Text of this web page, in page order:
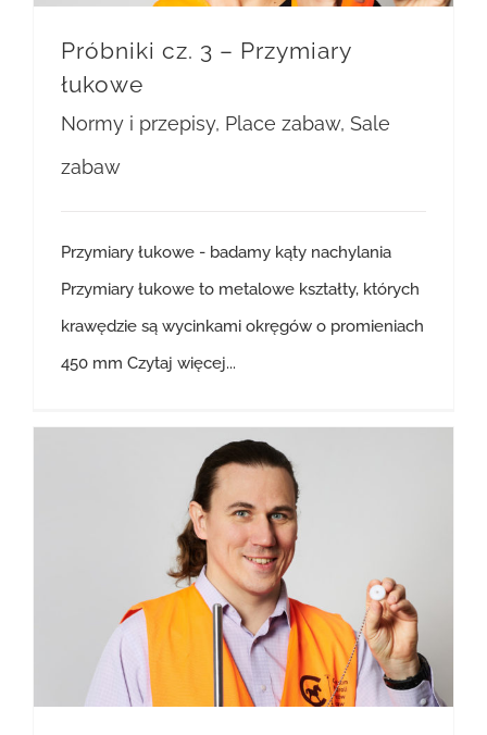
Próbniki cz. 3 – Przymiary
łukowe
Normy i przepisy, Place zabaw, Sale
zabaw
Przymiary łukowe - badamy kąty nachylania
Przymiary łukowe to metalowe kształty, których
krawędzie są wycinkami okręgów o promieniach
450 mm Czytaj więcej...